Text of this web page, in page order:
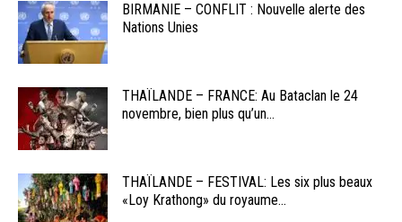
BIRMANIE – CONFLIT : Nouvelle alerte des
Nations Unies
THAÏLANDE – FRANCE: Au Bataclan le 24
novembre, bien plus qu’un...
THAÏLANDE – FESTIVAL: Les six plus beaux
«Loy Krathong» du royaume...